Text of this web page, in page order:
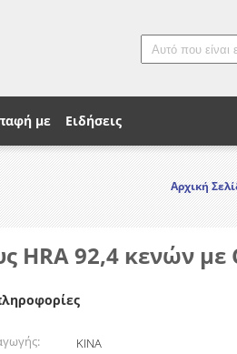
με Ειδήσεις
Αρχική
HRA 92,4 κενών
ΚΙΝΑ